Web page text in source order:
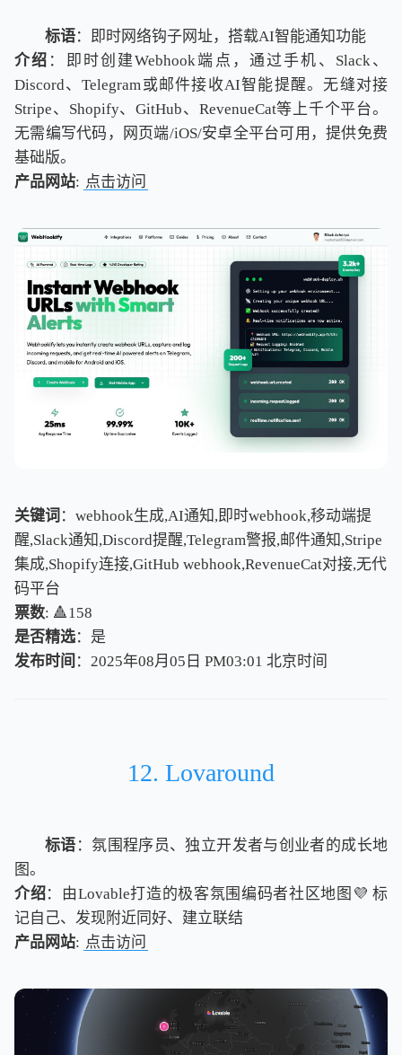
标语：即时网络钩子网址，搭载AI智能通知功能
介绍 ：即时创建Webhook端点，通过手机、Slack、
Discord、Telegram或邮件接收AI智能提醒。无缝对接
Stripe、Shopify、GitHub、RevenueCat等上千个平台。
无需编写代码，网页端/iOS/安卓全平台可用，提供免费
基础版。
产品网站: 点击访问
关键词 ：webhook生成,AI通知,即时webhook,移动端提
醒,Slack通知,Discord提醒,Telegram警报,邮件通知,Stripe
集成,Shopify连接,GitHub webhook,RevenueCat对接,无代
码平台
票数: 🔺158
是否精选：是
发布时间 ：2025年08月05日 PM03:01 北京时间
北京时间
12. Lovaround
标语 ：氛围程序员、独立开发者与创业者的成长地
图。
介绍：由Lovable打造的极客氛围编码者社区地图💜 标
记自己、发现附近同好、建立联结
产品网站: 点击访问